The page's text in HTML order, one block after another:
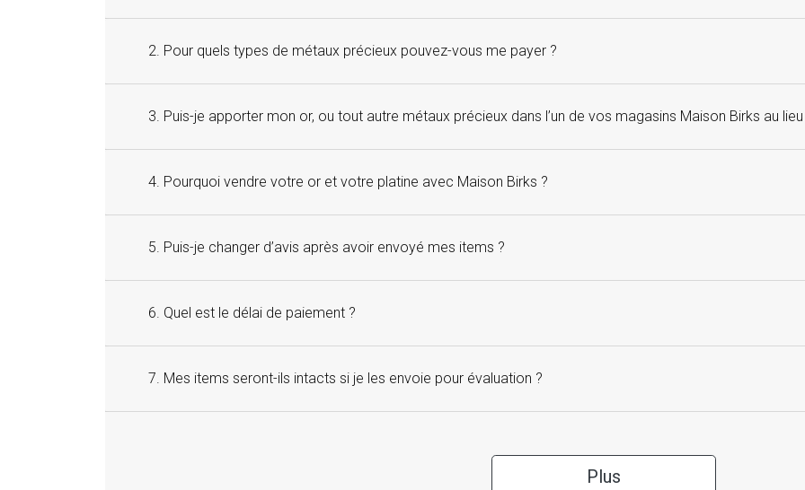
2. Pour quels types de métaux précieux pouvez-vous me payer ?
3. Puis-je apporter mon or, ou tout autre métaux précieux dans l’un de vos magasins Maison Birks au
4. Pourquoi vendre votre or et votre platine avec Maison Birks ?
5. Puis-je changer d’avis après avoir envoyé mes items ?
6. Quel est le délai de paiement ?
7. Mes items seront-ils intacts si je les envoie pour évaluation ?
Plus